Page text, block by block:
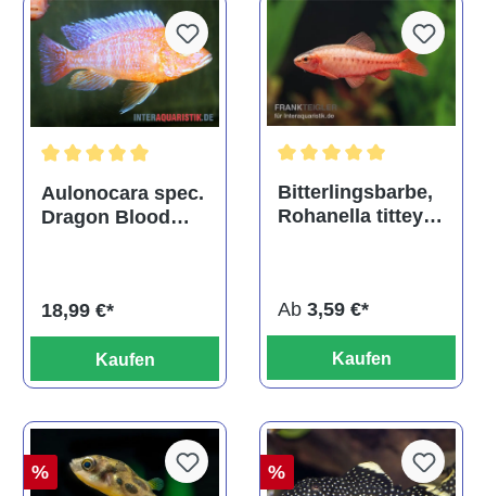
Durchschnittliche Bewertung von 5 von 5 Sternen
Aulonocara spec.
Dragon Blood
18,99 €*
Kaufen
Bitterlingsbarbe,
Rohanella titteya,
Ab 3,59 €*
Kaufen
%
%